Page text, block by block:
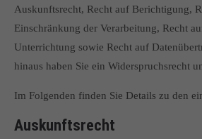
Auskunftsrecht, Recht auf Berichtigung,
Einschränkung der Verarbeitung, Recht
Unterrichtung sowie Recht auf
hinaus haben Sie ein Widerspruchsrecht
Im Folgenden finden Sie Details zu den
Auskunftsrecht